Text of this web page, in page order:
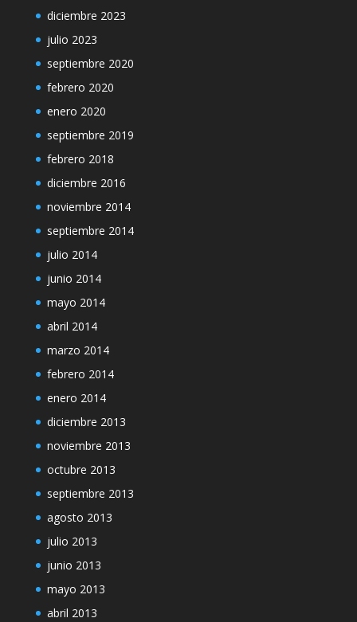
diciembre 2023
julio 2023
septiembre 2020
febrero 2020
enero 2020
septiembre 2019
febrero 2018
diciembre 2016
noviembre 2014
septiembre 2014
julio 2014
junio 2014
mayo 2014
abril 2014
marzo 2014
febrero 2014
enero 2014
diciembre 2013
noviembre 2013
octubre 2013
septiembre 2013
agosto 2013
julio 2013
junio 2013
mayo 2013
abril 2013